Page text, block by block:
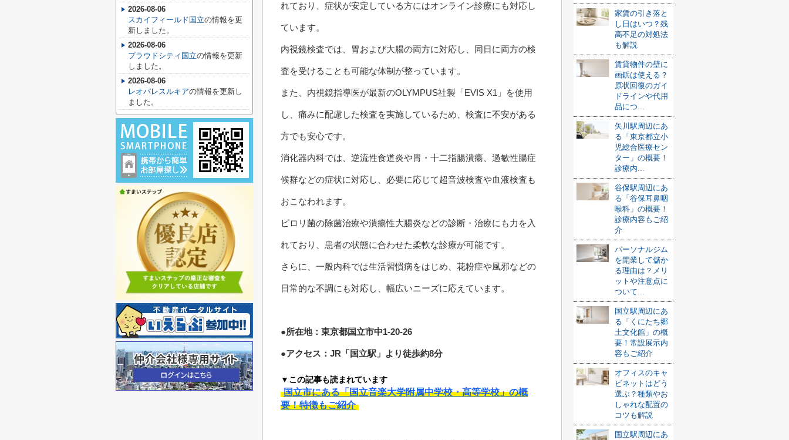
れており、症状が安定している方にはオンライン診療にも対応し
ています。
内視鏡検査では、胃および大腸の両方に対応し、同日に両方の検
査を受けることも可能な体制が整っています。
また、内視鏡指導医が最新のOLYMPUS社製「EVIS X1」を使用
し、痛みに配慮した検査を実施しているため、検査に不安がある
方でも安心です。
消化器内科では、逆流性食道炎や胃・十二指腸潰瘍、過敏性腸症
候群などの症状に対応し、必要に応じて超音波検査や血液検査も
おこなわれます。
ピロリ菌の除菌治療や潰瘍性大腸炎などの診断・治療にも力を入
れており、患者の状態に合わせた柔軟な診療が可能です。
さらに、一般内科では生活習慣病をはじめ、花粉症や風邪などの
日常的な不調にも対応し、幅広いニーズに応えています。
●所在地：東京都国立市中1-20-26
●アクセス：JR「国立駅」より徒歩約8分
▼この記事も読まれています
国立市にある「国立音楽大学附属中学校・高等学校」の概
要！特徴もご紹介
家賃の引き落と
し日はいつ？残
高不足の対処法
も解説
賃貸物件の壁に
画鋲は使える？
原状回復のガイ
ドラインや代用
品につ...
矢川駅周辺にあ
る「東京都立小
児総合医療セン
ター」の概要！
診療内...
谷保駅周辺にあ
る「谷保耳鼻咽
喉科」の概要！
診療内容もご紹
介
パーソナルジム
を開業して儲か
る理由は？メリ
ットや注意点に
ついて...
国立駅周辺にあ
る「くにたち郷
土文化館」の概
要！常設展示内
容もご紹介
オフィスのキャ
ビネットはどう
選ぶ？種類やお
しゃれな配置の
コツも解説
国立駅周辺にあ
2026-08-06
スカイフィールド国立の情報を更
新しました。
2026-08-06
プラウドシティ国立の情報を更新
しました。
2026-08-06
レオパレスルキアの情報を更新し
ました。